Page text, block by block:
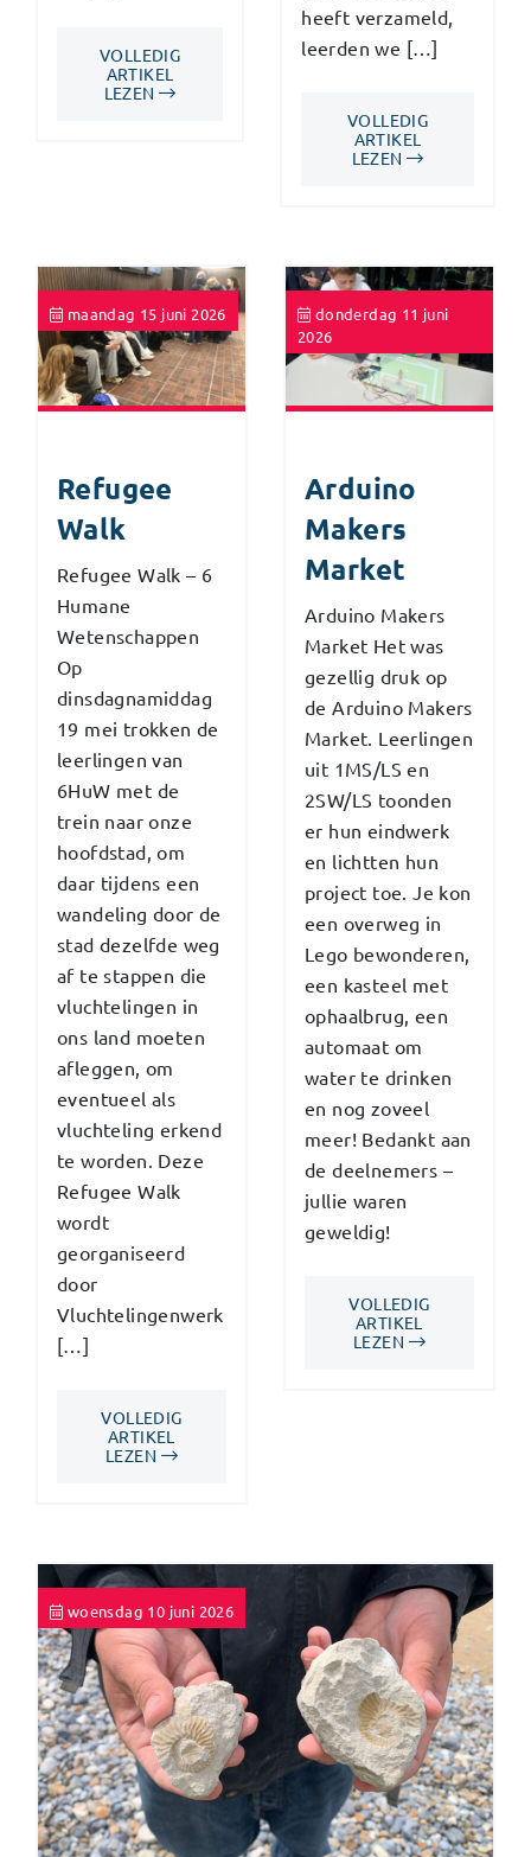
VOLLEDIG
ARTIKEL
LEZEN
heeft verzameld,
leerden we […]
VOLLEDIG
ARTIKEL
LEZEN
maandag 15 juni 2026
Refugee
Walk
Refugee Walk – 6
Humane
Wetenschappen
Op
dinsdagnamiddag
19 mei trokken de
leerlingen van
6HuW met de
trein naar onze
hoofdstad, om
daar tijdens een
wandeling door de
stad dezelfde weg
af te stappen die
vluchtelingen in
ons land moeten
afleggen, om
eventueel als
vluchteling erkend
te worden. Deze
Refugee Walk
wordt
georganiseerd
door
Vluchtelingenwerk
[…]
VOLLEDIG
ARTIKEL
LEZEN
donderdag 11 juni
2026
Arduino
Makers
Market
Arduino Makers
Market Het was
gezellig druk op
de Arduino Makers
Market. Leerlingen
uit 1MS/LS en
2SW/LS toonden
er hun eindwerk
en lichtten hun
project toe. Je kon
een overweg in
Lego bewonderen,
een kasteel met
ophaalbrug, een
automaat om
water te drinken
en nog zoveel
meer! Bedankt aan
de deelnemers –
jullie waren
geweldig!
VOLLEDIG
ARTIKEL
LEZEN
woensdag 10 juni 2026